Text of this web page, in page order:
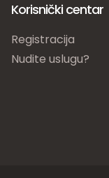
Korisnički centar
Registracija
Nudite uslugu?